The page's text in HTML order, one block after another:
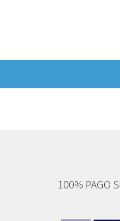
100% PAGO